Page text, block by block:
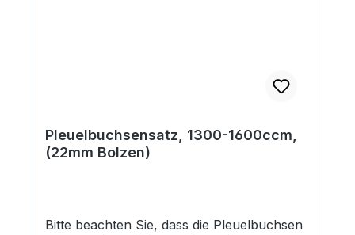
Pleuelbuchsensatz, 1300-1600ccm,
(22mm Bolzen)
Bitte beachten Sie, dass die Pleuelbuchsen